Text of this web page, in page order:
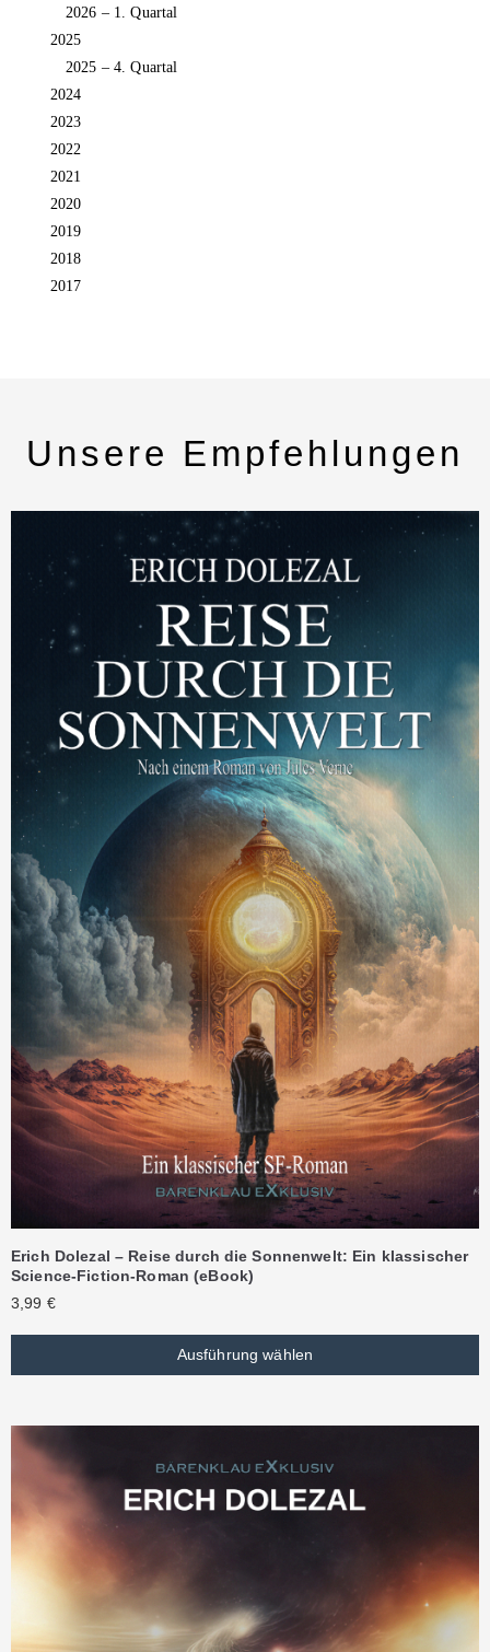
2026 – 1. Quartal
2025
2025 – 4. Quartal
2024
2023
2022
2021
2020
2019
2018
2017
Unsere Empfehlungen
Erich Dolezal – Reise durch die Sonnenwelt: Ein klassischer
Science-Fiction-Roman (eBook)
3,99 €
Ausführung wählen